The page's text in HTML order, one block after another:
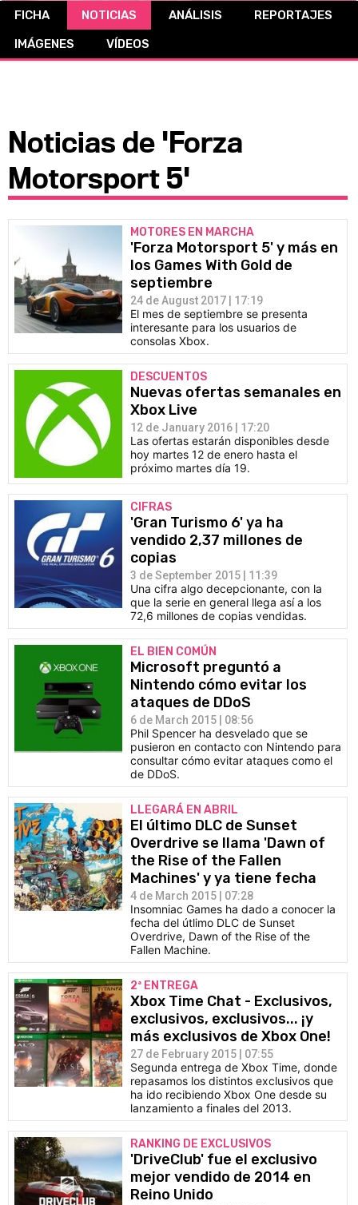
CÓMICS
FICHA NOTICIAS ANÁLISIS
REPORTAJES
IMÁGENES
VÍDEOS
Noticias de 'Forza
Motorsport 5'
MOTORES EN MARCHA
'Forza Motorsport 5' y más en
los Games With Gold de
septiembre
24 de August 2017 | 17:19
El mes de septiembre se presenta
interesante para los usuarios de
consolas Xbox.
DESCUENTOS
Nuevas ofertas semanales en
Xbox Live
12 de January 2016 | 17:20
Las ofertas estarán disponibles desde
hoy martes 12 de enero hasta el
próximo martes día 19.
CIFRAS
'Gran Turismo 6' ya ha
vendido 2,37 millones de
copias
3 de September 2015 | 11:39
Una cifra algo decepcionante, con la
que la serie en general llega así a los
72,6 millones de copias vendidas.
EL BIEN COMÚN
Microsoft preguntó a
Nintendo cómo evitar los
ataques de DDoS
6 de March 2015 | 08:56
Phil Spencer ha desvelado que se
pusieron en contacto con Nintendo para
consultar cómo evitar ataques como el
de DDoS.
LLEGARÁ EN ABRIL
El último DLC de Sunset
Overdrive se llama 'Dawn of
the Rise of the Fallen
Machines' y ya tiene fecha
4 de March 2015 | 07:28
Insomniac Games ha dado a conocer la
fecha del útlimo DLC de Sunset
Overdrive, Dawn of the Rise of the
Fallen Machine.
2ª ENTREGA
Xbox Time Chat - Exclusivos,
exclusivos, exclusivos... ¡y
más exclusivos de Xbox One!
27 de February 2015 | 07:55
Segunda entrega de Xbox Time, donde
repasamos los distintos exclusivos que
ha ido recibiendo Xbox One desde su
lanzamiento a finales del 2013.
RANKING DE EXCLUSIVOS
'DriveClub' fue el exclusivo
mejor vendido de 2014 en
Reino Unido